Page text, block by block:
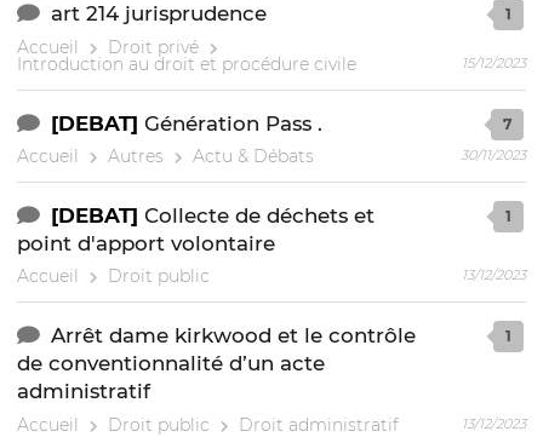
art 214 jurisprudence
Accueil Droit privé
Introduction au droit et procédure civile
1
15/12/2023
[DEBAT] Génération Pass .
Accueil Autres Actu & Débats
7
30/11/2023
[DEBAT] Collecte de déchets et
point d'apport volontaire
Accueil Droit public
1
13/12/2023
Arrêt dame kirkwood et le contrôle
de conventionnalité d’un acte
administratif
Accueil Droit public Droit administratif
1
13/12/2023